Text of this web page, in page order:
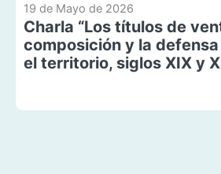
19 de Mayo de 2026
Charla “Los títulos de
composición y la
el territorio, siglos XIX y